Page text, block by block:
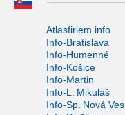
Atlasfiriem.info
Info-Bratislava
Info-Humenné
Info-Košice
Info-Martin
Info-L. Mikuláš
Info-Sp. Nová Ves